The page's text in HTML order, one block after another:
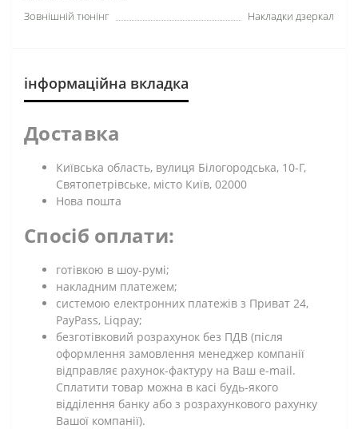
Зовнішній тюнінг Накладки дзеркал
інформаційна вкладка
Доставка
Київська область, вулиця Білогородська, 10-Г,
Святопетрівське, місто Київ, 02000
Нова пошта
Спосіб оплати:
готівкою в шоу-румі;
накладним платежем;
системою електронних платежів з Приват 24,
PayPass, Liqpay;
безготівковий розрахунок без ПДВ (після
оформлення замовлення менеджер компанії
відправляє рахунок-фактуру на Ваш e-mail.
Сплатити товар можна в касі будь-якого
відділення банку або з розрахункового рахунку
Вашої компанії).